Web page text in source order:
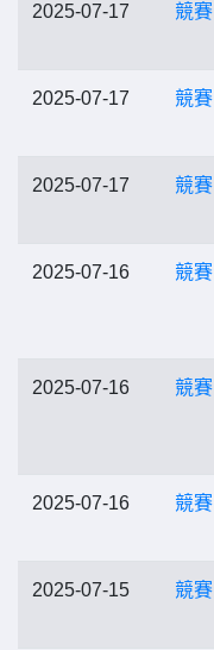
2025-07-17 競賽
2025-07-17 競賽
2025-07-17 競賽
2025-07-16 競賽
2025-07-16 競賽
2025-07-16 競賽
2025-07-15 競賽